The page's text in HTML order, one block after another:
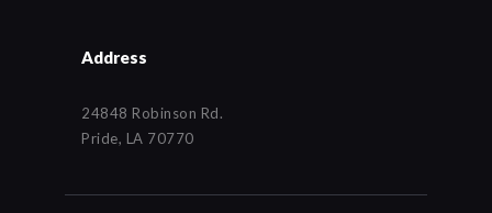
Address
24848 Robinson Rd.
Pride, LA 70770